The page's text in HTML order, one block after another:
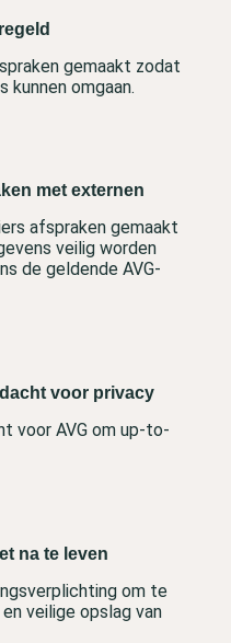
gemaakt zodat
kunnen omgaan.
met externen
afspraken gemaakt
veilig worden
de geldende AVG-
voor privacy
voor AVG om up-to-
na te leven
om te
veilige opslag van